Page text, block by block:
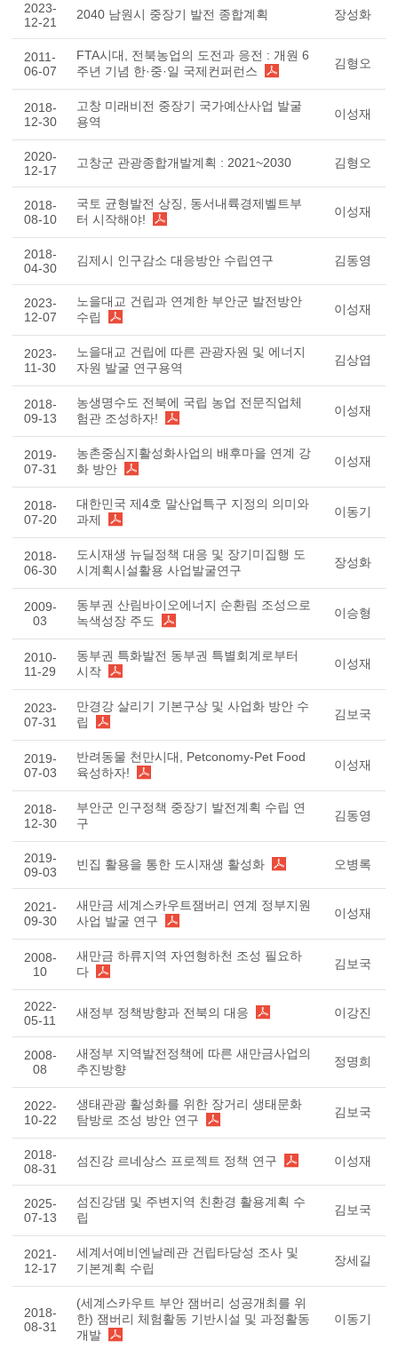
2023-
12-21
2040 남원시 중장기 발전 종합계획 장성화
2011-
06-07
FTA시대, 전북농업의 도전과 응전 : 개원 6
주년 기념 한·중·일 국제컨퍼런스
김형오
2018-
12-30
고창 미래비전 중장기 국가예산사업 발굴
용역
이성재
2020-
12-17
고창군 관광종합개발계획 : 2021~2030 김형오
2018-
08-10
국토 균형발전 상징, 동서내륙경제벨트부
터 시작해야!
이성재
2018-
04-30
김제시 인구감소 대응방안 수립연구 김동영
2023-
12-07
노을대교 건립과 연계한 부안군 발전방안
수립
이성재
2023-
11-30
노을대교 건립에 따른 관광자원 및 에너지
자원 발굴 연구용역
김상엽
2018-
09-13
농생명수도 전북에 국립 농업 전문직업체
험관 조성하자!
이성재
2019-
07-31
농촌중심지활성화사업의 배후마을 연계 강
화 방안
이성재
2018-
07-20
대한민국 제4호 말산업특구 지정의 의미와
과제
이동기
2018-
06-30
도시재생 뉴딜정책 대응 및 장기미집행 도
시계획시설활용 사업발굴연구
장성화
2009-
03
동부권 산림바이오에너지 순환림 조성으로
녹색성장 주도
이승형
2010-
11-29
동부권 특화발전 동부권 특별회계로부터
시작
이성재
2023-
07-31
만경강 살리기 기본구상 및 사업화 방안 수
립
김보국
2019-
07-03
반려동물 천만시대, Petconomy-Pet Food
육성하자!
이성재
2018-
12-30
부안군 인구정책 중장기 발전계획 수립 연
구
김동영
2019-
09-03
빈집 활용을 통한 도시재생 활성화 오병록
2021-
09-30
새만금 세계스카우트잼버리 연계 정부지원
사업 발굴 연구
이성재
2008-
10
새만금 하류지역 자연형하천 조성 필요하
다
김보국
2022-
05-11
새정부 정책방향과 전북의 대응 이강진
2008-
08
새정부 지역발전정책에 따른 새만금사업의
추진방향
정명희
2022-
10-22
생태관광 활성화를 위한 장거리 생태문화
탐방로 조성 방안 연구
김보국
2018-
08-31
섬진강 르네상스 프로젝트 정책 연구 이성재
2025-
07-13
섬진강댐 및 주변지역 친환경 활용계획 수
립
김보국
2021-
12-17
세계서예비엔날레관 건립타당성 조사 및
기본계획 수립
장세길
2018-
08-31
(세계스카우트 부안 잼버리 성공개최를 위
한) 잼버리 체험활동 기반시설 및 과정활동
개발
이동기